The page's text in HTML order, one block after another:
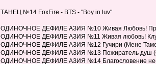
ТАНЕЦ №14 FoxFire - BTS - "Boy in luv"
ОДИНОЧНОЕ ДЕФИЛЕ АЗИЯ №10 Живая Любовь!
ОДИНОЧНОЕ ДЕФИЛЕ АЗИЯ №11 Живая любовь!
ОДИНОЧНОЕ ДЕФИЛЕ АЗИЯ №12 Гучири (Мене
ОДИНОЧНОЕ ДЕФИЛЕ АЗИЯ №13 Пожиратель душ
ОДИНОЧНОЕ ДЕФИЛЕ АЗИЯ №14 Благословение